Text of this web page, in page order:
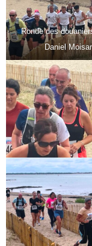
Ronde des
Daniel